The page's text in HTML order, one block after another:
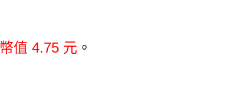
幣值 4.75 元 。